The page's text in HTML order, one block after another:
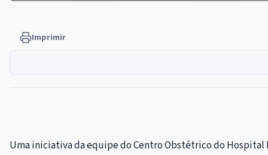
Imprimir
Uma iniciativa da equipe do Centro Obstétrico do Hospital